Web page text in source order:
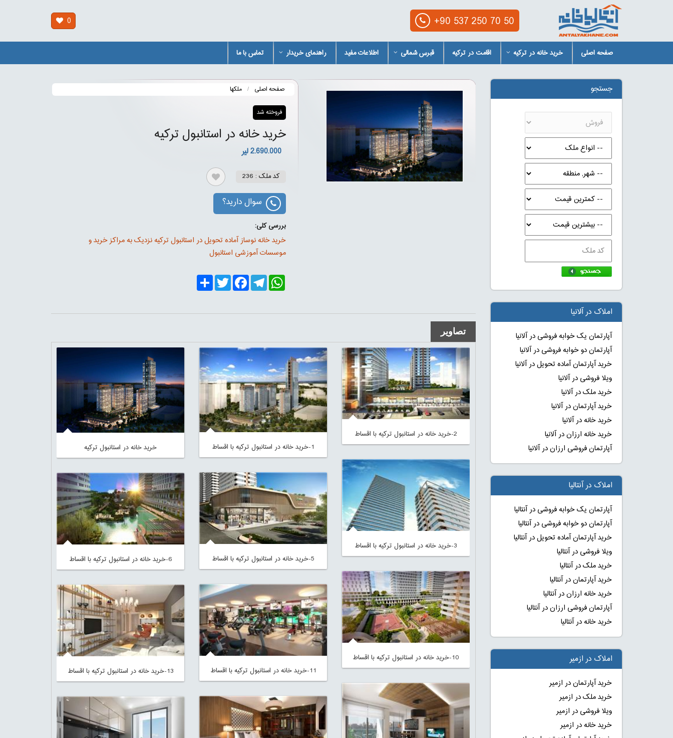
0 +90 537 250 70 50
صفحه اصلی خرید خانه در ترکیه اقامت در ترکیه قبرس شمالی اطلاعات مفید راهنمای خریدار تماس با ما
صفحه اصلی ملکها
فروخته شد
خرید خانه در استانبول ترکیه
2.690.000 لیر
کد ملک : 236
سوال دارید؟
بررسی کلی:
خرید خانه نوساز آماده تحویل در استانبول ترکیه نزدیک به مراکز خرید و
موسسات آموزشی استانبول
ShareTwitter
FacebookTelegramWhatsApp
تصاویر
خرید خانه در استانبول ترکیه 1-خرید خانه در استانبول ترکیه با اقساط
2-خرید خانه در استانبول ترکیه با اقساط
3-خرید خانه در استانبول ترکیه با اقساط
5-خرید خانه در استانبول ترکیه با اقساط
6-خرید خانه در استانبول ترکیه با اقساط
10-خرید خانه در استانبول ترکیه با اقساط
11-خرید خانه در استانبول ترکیه با اقساط
13-خرید خانه در استانبول ترکیه با اقساط
جستجو
املاک در آلانیا
آپارتمان یک خوابه فروشی در آلانیا
آپارتمان دو خوابه فروشی در آلانیا
خرید آپارتمان آماده تحویل در آلانیا
ویلا فروشی در آلانیا
خرید ملک در آلانیا
خرید آپارتمان در آلانیا
خرید خانه در آلانیا
خرید خانه ارزان در آلانیا
آپارتمان فروشی ارزان در آلانیا
املاک در آنتالیا
آپارتمان یک خوابه فروشی در آنتالیا
آپارتمان دو خوابه فروشی در آنتالیا
خرید آپارتمان آماده تحویل در آنتالیا
ویلا فروشی در آنتالیا
خرید ملک در آنتالیا
خرید آپارتمان در آنتالیا
خرید خانه ارزان در آنتالیا
آپارتمان فروشی ارزان در آنتالیا
خرید خانه در آنتالیا
املاک در ازمیر
خرید آپارتمان در ازمیر
خرید ملک در ازمیر
ویلا فروشی در ازمیر
خرید خانه در ازمیر